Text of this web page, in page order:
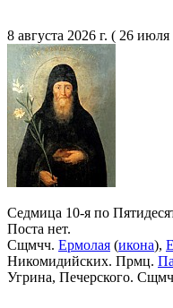
8 августа 2026 г. ( 26 июля
Седмица 10-я по
Поста нет.
Сщмчч. Ермолая (икона),
Никомидийских. Прмц.
Угрина, Печерского.